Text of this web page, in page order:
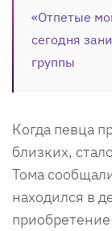
«Отпетые
сегодня
группы
Когда певца
близких,
Тома
находился в